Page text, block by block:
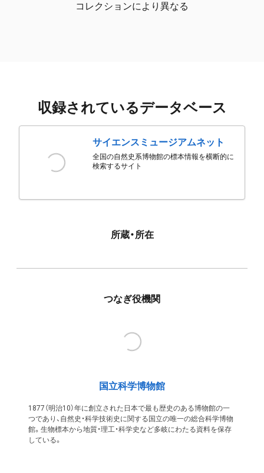
コレクションにより異なる
収録されているデータベース
サイエンスミュージアムネット
全国の自然史系博物館の標本情報を横断的に
検索するサイト
所蔵・所在
つなぎ役機関
国立科学博物館
1877（明治10）年に創立された日本で最も歴史のある博物館の一
つであり、自然史・科学技術史に関する国立の唯一の総合科学博物
館。生物標本から地質・理工・科学史など多岐にわたる資料を保存
している。